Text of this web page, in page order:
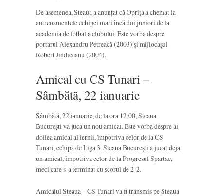
De asemenea, Steaua a anunțat că Oprița a chemat la
antrenamentele echipei mari încă doi juniori de la
academia de fotbal a clubului. Este vorba despre
portarul Alexandru Petreacă (2003) și mijlocașul
Robert Jindiceanu (2004).
Amical cu CS Tunari –
Sâmbătă, 22 ianuarie
Sâmbătă, 22 ianuarie, de la ora 12:00, Steaua
București va juca un nou amical. Este vorba despre al
doilea amical al iernii, împotriva celor de la CS
Tunari, echipă de Liga 3. Steaua București a jucat deja
un amical, împotriva celor de la Progresul Spartac,
meci care s-a terminat cu scorul de 2-2.
Amicalul Steaua – CS Tunari va fi transmis pe Steaua